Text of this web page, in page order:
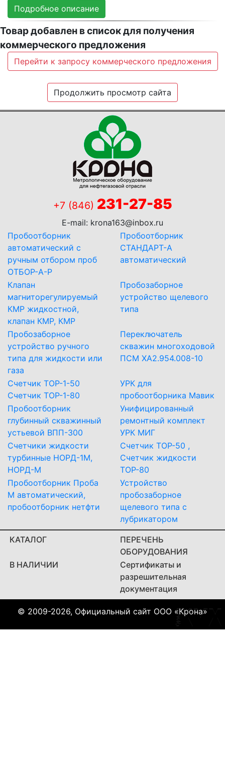
Подробное описание
Товар добавлен в список для получения
коммерческого предложения
Перейти к запросу коммерческого предложения
Продолжить просмотр сайта
+7 (846) 231-27-85
E-mail: krona163@inbox.ru
Пробоотборник
автоматический с
ручным отбором проб
ОТБОР-А-Р
Пробоотборник
СТАНДАРТ-А
автоматический
Клапан
магниторегулируемый
КМР жидкостной,
клапан КМР, КМР
Пробозаборное
устройство щелевого
типа
Пробозаборное
устройство ручного
типа для жидкости или
газа
Переключатель
скважин многоходовой
ПСМ ХА2.954.008-10
Счетчик ТОР-1-50
Счетчик ТОР-1-80
УРК для
пробоотборника Мавик
Пробоотборник
глубинный скважинный
устьевой ВПП-300
Унифицированный
ремонтный комплект
УРК МИГ
Счетчики жидкости
турбинные НОРД-1М,
НОРД-М
Счетчик ТОР-50 ,
Счетчик жидкости
ТОР-80
Пробоотборник Проба
М автоматический,
пробоотборник нетфти
Устройство
пробозаборное
щелевого типа с
лубрикатором
КАТАЛОГ
ПЕРЕЧЕНЬ
ОБОРУДОВАНИЯ
В НАЛИЧИИ
Сертификаты и
разрешительная
документация
© 2009-2026, Официальный сайт ООО «Крона»